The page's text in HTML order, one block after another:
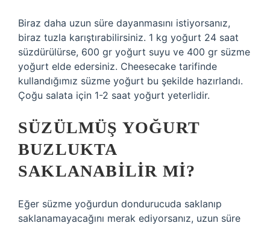
Biraz daha uzun süre dayanmasını istiyorsanız,
biraz tuzla karıştırabilirsiniz. 1 kg yoğurt 24 saat
süzdürülürse, 600 gr yoğurt suyu ve 400 gr süzme
yoğurt elde edersiniz. Cheesecake tarifinde
kullandığımız süzme yoğurt bu şekilde hazırlandı.
Çoğu salata için 1-2 saat yoğurt yeterlidir.
SÜZÜLMÜŞ YOĞURT
BUZLUKTA
SAKLANABILIR MI?
Eğer süzme yoğurdun dondurucuda saklanıp
saklanamayacağını merak ediyorsanız, uzun süre